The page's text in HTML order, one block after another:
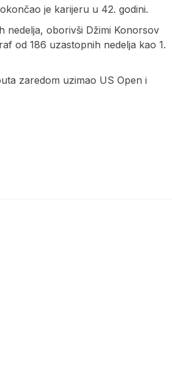
je karijeru u 42. godini.
nedelja, oborivši Džimi Konorsov
od 186 uzastopnih nedelja kao 1.
zaredom uzimao US Open i